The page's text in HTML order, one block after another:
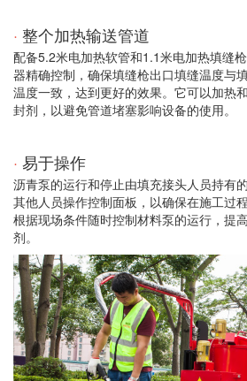
· 整个加热输送管道
配备5.2米电加热软管和1.1米电加热填缝
器精确控制，确保填缝枪出口填缝温度与
温度一致，达到更好的效果。它可以加热
封剂，以避免管道堵塞影响设备的使用。
· 易于操作
沥青泵的运行和停止由填充接头人员持有
其他人员操作控制面板，以确保在施工过
根据现场条件随时控制材料泵的运行，提
剂。